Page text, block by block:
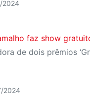
faz show
2024